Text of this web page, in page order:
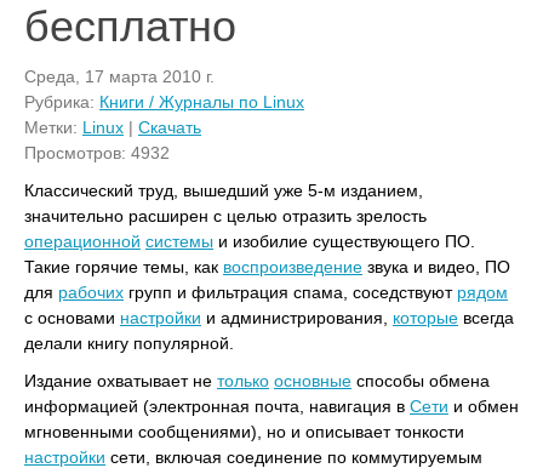
бесплатно
Среда, 17 марта 2010 г.
Рубрика: Книги / Журналы по Linux
Метки: Linux | Скачать
Просмотров: 4932
Классический труд, вышедший уже 5-м изданием,
значительно расширен с целью отразить зрелость
операционной системы и изобилие существующего ПО.
Такие горячие темы, как воспроизведение звука и видео, ПО
для рабочих групп и фильтрация спама, соседствуют рядом
с основами настройки и администрирования, которые всегда
делали книгу популярной.
Издание охватывает не только основные способы обмена
информацией (электронная почта, навигация в Сети и обмен
мгновенными сообщениями), но и описывает тонкости
настройки сети, включая соединение по коммутируемым